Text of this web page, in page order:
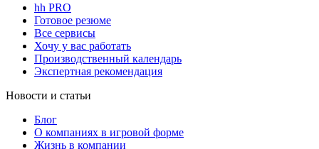
hh PRO
Готовое резюме
Все сервисы
Хочу у вас работать
Производственный календарь
Экспертная рекомендация
Новости и статьи
Блог
О компаниях в игровой форме
Жизнь в компании